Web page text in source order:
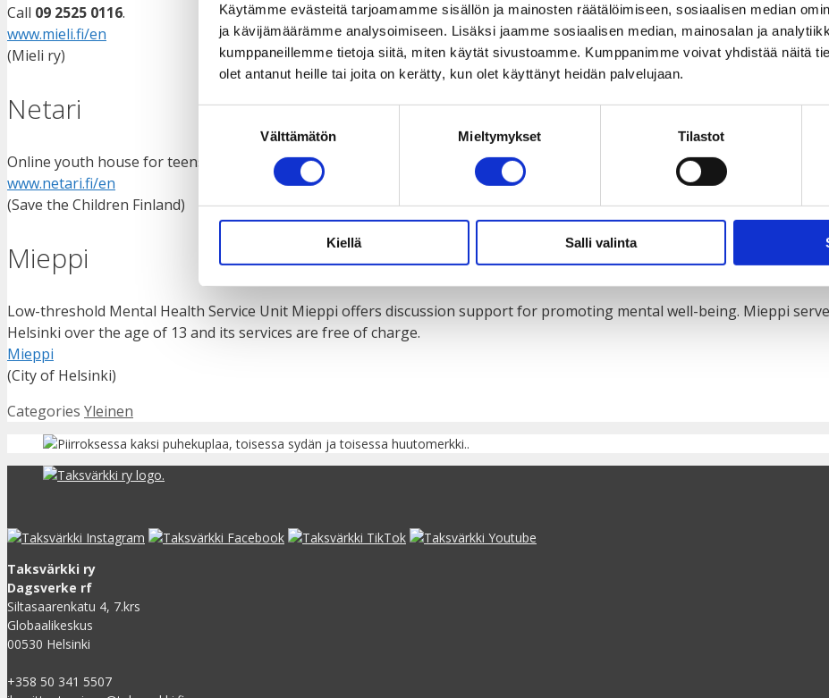
Käytämme evästeitä tarjoamamme sisällön ja mainosten räätälöimiseen, sosiaalisen median
ja kävijämäärämme analysoimiseen. Lisäksi jaamme sosiaalisen median, mainosalan ja
kumppaneillemme tietoja siitä, miten käytät sivustoamme. Kumppanimme voivat yhdistää näitä
olet antanut heille tai joita on kerätty, kun olet käyttänyt heidän palvelujaan.
Välttämätön Mieltymykset Tilastot
Kiellä Salli valinta
Call 09 2525 0116.
www.mieli.fi/en
(Mieli ry)
Netari
Online youth house for teens and young adults aged around 13 to 21.
www.netari.fi/en
(Save the Children Finland)
Mieppi
Low-threshold Mental Health Service Unit Mieppi offers discussion support for promoting mental well-being. Mieppi
Helsinki over the age of 13 and its services are free of charge.
Mieppi
(City of Helsinki)
Categories Yleinen
Taksvärkki ry
Dagsverke rf
Siltasaarenkatu 4, 7.krs
Globaalikeskus
00530 Helsinki
+358 50 341 5507